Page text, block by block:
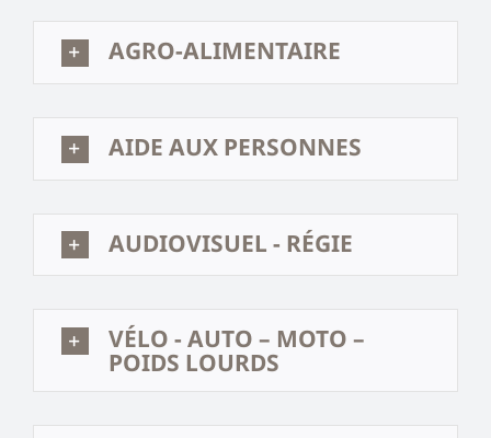
Partenaires
AGRO-ALIMENTAIRE
AIDE AUX PERSONNES
AUDIOVISUEL - RÉGIE
VÉLO - AUTO – MOTO –
POIDS LOURDS